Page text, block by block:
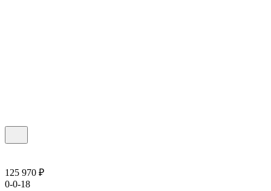
125 970 ₽
0-0-18